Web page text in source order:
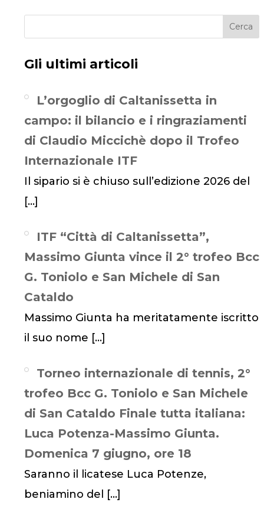
Cerca
Gli ultimi articoli
L’orgoglio di Caltanissetta in
campo: il bilancio e i ringraziamenti
di Claudio Miccichè dopo il Trofeo
Internazionale ITF
Il sipario si è chiuso sull’edizione 2026 del
[…]
ITF “Città di Caltanissetta”,
Massimo Giunta vince il 2° trofeo Bcc
G. Toniolo e San Michele di San
Cataldo
Massimo Giunta ha meritatamente iscritto
il suo nome […]
Torneo internazionale di tennis, 2°
trofeo Bcc G. Toniolo e San Michele
di San Cataldo Finale tutta italiana:
Luca Potenza-Massimo Giunta.
Domenica 7 giugno, ore 18
Saranno il licatese Luca Potenze,
beniamino del
[…]